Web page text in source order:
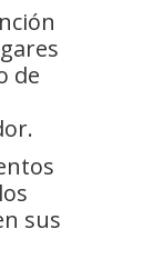
de
sus